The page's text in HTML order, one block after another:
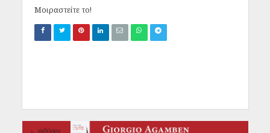
Μοιραστείτε το!